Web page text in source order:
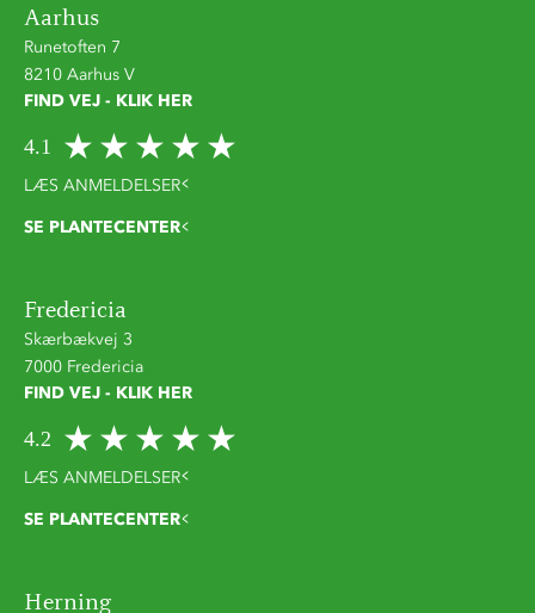
Aarhus
Runetoften 7
8210 Aarhus V
FIND VEJ - KLIK HER
4.1
LÆS ANMELDELSER
SE PLANTECENTER
Fredericia
Skærbækvej 3
7000 Fredericia
FIND VEJ - KLIK HER
4.2
LÆS ANMELDELSER
SE PLANTECENTER
Herning